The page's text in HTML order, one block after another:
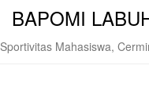
BAPOMI
Sportivitas Mahasiswa,